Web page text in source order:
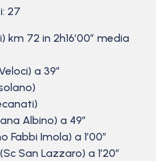
27
km 72 in 2h16’00” media
a 39”
Albino) a 49”
Fabbi Imola) a 1’00”
San Lazzaro) a 1’20”